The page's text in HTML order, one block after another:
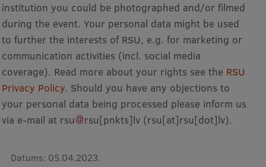
institution you could be photographed and/or filmed
during the event. Your personal data might be used
to further the interests of RSU, e.g. for marketing or
communication activities (incl. social media
coverage). Read more about your rights see the RSU
Privacy Policy. Should you have any objections to
your personal data being processed please inform us
via e-mail at rsu rsu[pnkts]lv (rsu[at]rsu[dot]lv).
Datums: 05.04.2023.